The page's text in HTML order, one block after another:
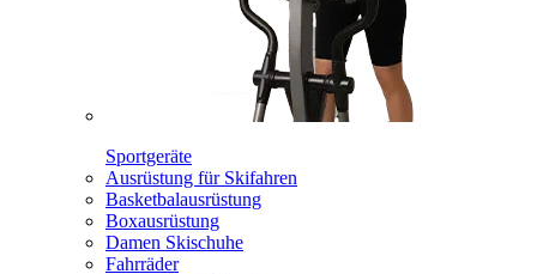
Sportgeräte
Ausrüstung für Skifahren
Basketbalausrüstung
Boxausrüstung
Damen Skischuhe
Fahrräder